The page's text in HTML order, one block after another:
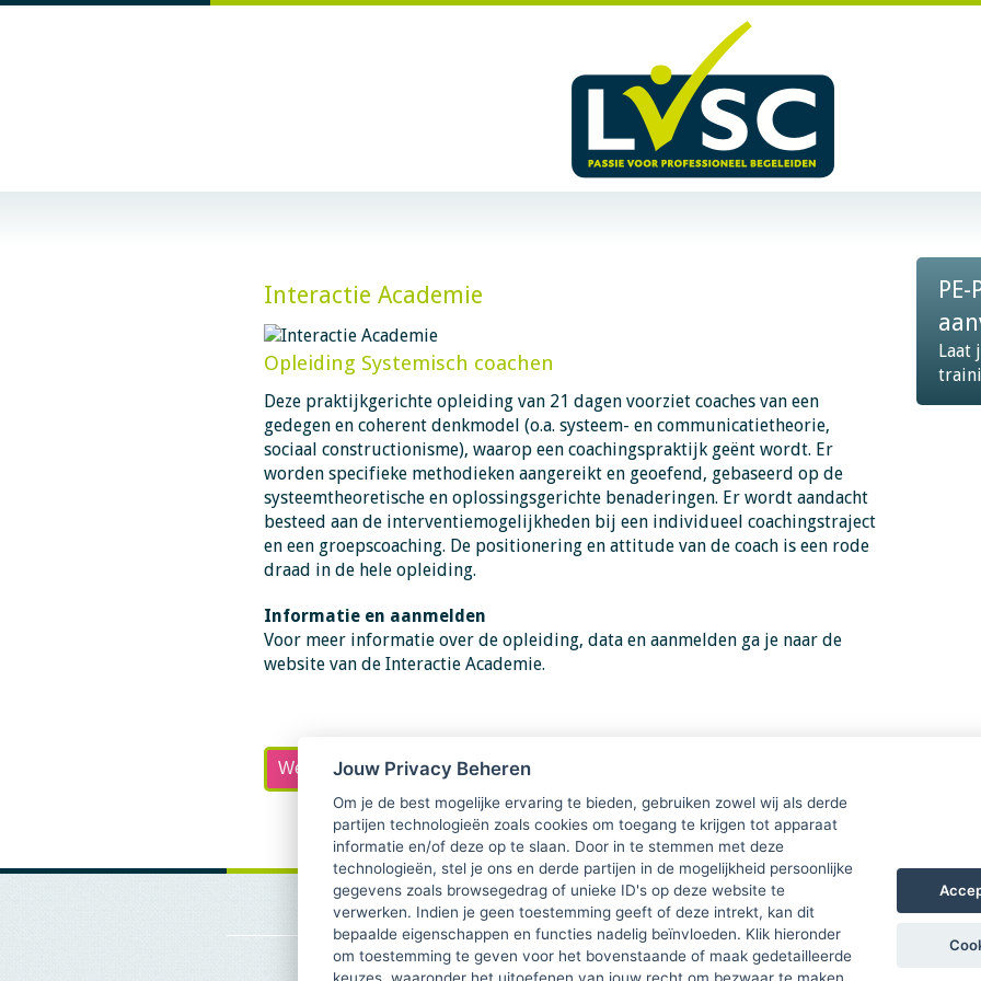
Interactie Academie
Opleiding Systemisch coachen
Deze praktijkgerichte opleiding van 21 dagen voorziet coaches van een
gedegen en coherent denkmodel (o.a. systeem- en communicatietheorie,
sociaal constructionisme), waarop een coachingspraktijk geënt wordt. Er
worden specifieke methodieken aangereikt en geoefend, gebaseerd op de
systeemtheoretische en oplossingsgerichte benaderingen. Er wordt aandacht
besteed aan de interventiemogelijkheden bij een individueel coachingstraject
en een groepscoaching. De positionering en attitude van de coach is een rode
draad in de hele opleiding.
Informatie en aanmelden
Voor meer informatie over de opleiding, data en aanmelden ga je naar de
website van de Interactie Academie.
Website Interactie Academie
Laat
Jouw Privacy Beheren
Om je de best mogelijke ervaring te bieden, gebruiken zowel wij als derde
partijen technologieën zoals cookies om toegang te krijgen tot apparaat
informatie en/of deze op te slaan. Door in te stemmen met deze
technologieën, stel je ons en derde partijen in de mogelijkheid persoonlijke
gegevens zoals browsegedrag of unieke ID's op deze website te
verwerken. Indien je geen toestemming geeft of deze intrekt, kan dit
bepaalde eigenschappen en functies nadelig beïnvloeden. Klik hieronder
om toestemming te geven voor het bovenstaande of maak gedetailleerde